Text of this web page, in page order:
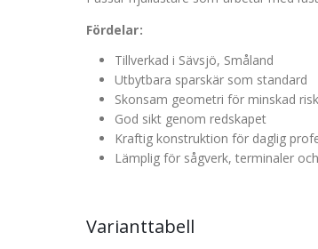
Fördelar:
Tillverkad i Sävsjö, Småland
Utbytbara sparskär som standard
Skonsam geometri för minskad
God sikt genom redskapet
Kraftig konstruktion för daglig
Lämplig för sågverk, terminaler
Varianttabell